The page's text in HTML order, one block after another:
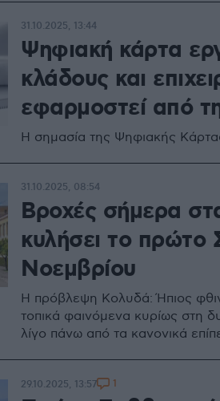
Ψηφιακή κάρτα
κλάδους και
εφαρμοστεί από
Η σημασία της Ψηφιακής
31.10.2025, 13:44
Βροχές σήμερα
κυλήσει το πρώτο
Νοεμβρίου
Η πρόβλεψη Κολυδά: Ήπιος
τοπικά φαινόμενα κυρίως στη
λίγο πάνω από τα κανονικά
31.10.2025, 08:54
29.10.2025, 13:57 1